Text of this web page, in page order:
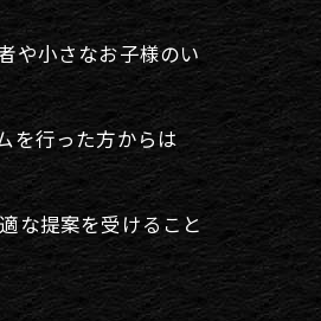
や小さなお子様のい
を行った方からは
な提案を受けること